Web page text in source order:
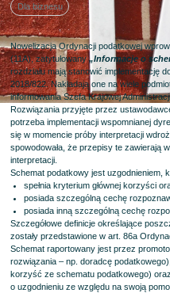
Dla biznesu
Nowelizacja Ordynacji podatkowej
(11A), zatytułowany„Informacje o
rozdziału mają stanowić implementację
2018/822. Nakładają one na wiele
informowania Szefa Krajowej
Rozwiązania przyjęte przez
potrzeba implementacji wspomnianej
się w momencie próby interpretacji
spowodowała, że przepisy te zawierają
interpretacji.
Schemat podatkowy jest uzgodnieniem,
spełnia kryterium głównej korzyści
posiada szczególną cechę
posiada inną szczególną cechę
Szczegółowe definicje określające
zostały przedstawione w art. 86a
Schemat raportowany jest przez
rozwiązania – np. doradcę
korzyść ze schematu podatkowego)
o uzgodnieniu ze względu na swoją